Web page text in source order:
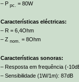
– P pc. = 80W
Características eléctricas:
– R = 6,4Ohm
– Z nom. = 8Ohm
Características sonoras:
– Resposta em frequência (-
– Sensibilidade (1W/1m): 87dB